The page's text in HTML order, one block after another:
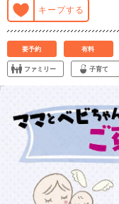
キープする
要予約 有料
ファミリー 子育て